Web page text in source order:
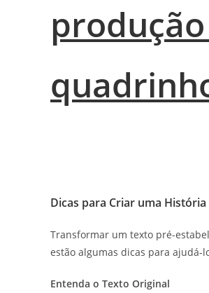
Dicas para Criar uma
Transformar um texto pré-
estão algumas dicas para
Entenda o Texto Original